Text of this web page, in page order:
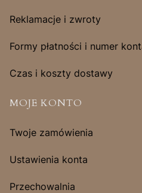
Reklamacje i zwroty
Formy płatności i numer
Czas i koszty dostawy
MOJE KONTO
Twoje zamówienia
Ustawienia konta
Przechowalnia